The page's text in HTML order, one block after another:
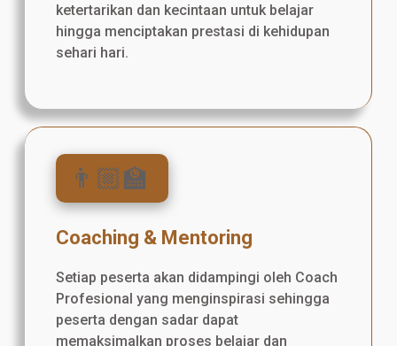
ketertarikan dan kecintaan untuk belajar
hingga menciptakan prestasi di kehidupan
sehari hari.
👨🏼‍🏫
Coaching & Mentoring
Setiap peserta akan didampingi oleh Coach
Profesional yang menginspirasi sehingga
peserta dengan sadar dapat
memaksimalkan proses belajar dan